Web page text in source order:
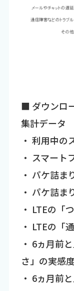
■ ダウンロ
集計データ
・ 利用中の
・ スマート
・ パケ詰ま
・ パケ詰ま
・ LTEの「
・ LTEの「
・ 6ヵ月前
さ」の実感度
・ 6ヵ月前